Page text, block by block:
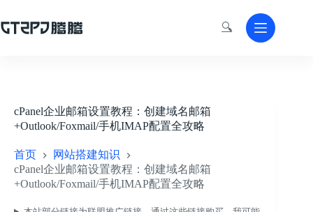
至
内
🔍
cPanel企业邮箱设置教程：创建域名邮箱
+Outlook/Foxmail/手机IMAP配置全攻略
首页
网站搭建知识
cPanel企业邮箱设置教程：创建域名邮箱
+Outlook/Foxmail/手机IMAP配置全攻略